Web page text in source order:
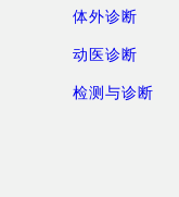
体外诊断
动医诊断
检测与诊断